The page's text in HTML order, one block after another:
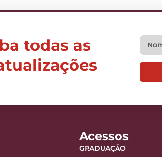
todas as
Acessos
GRADUAÇÃO